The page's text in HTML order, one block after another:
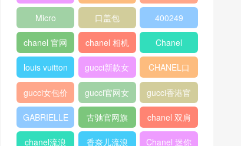
网
包2018
Micro
Luggage
口盖包 400249
chanel 官网
chanel 相机
包
Chanel
louis vuitton
gucci新款女
包
CHANEL口
盖包
gucci女包价
格
gucci官网女
包
gucci香港官
网
GABRIELLE
古驰官网旗
舰店
chanel 双肩
背包
chanel流浪 香奈儿流浪 Chanel 迷你